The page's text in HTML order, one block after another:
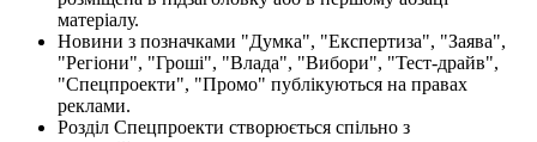
матеріалу.
Новини з позначками "Думка", "Експертиза", "Заява",
"Регіони", "Гроші", "Влада", "Вибори", "Тест-драйв",
"Спецпроекти", "Промо" публікуються на правах
реклами.
Розділ Спецпроекти створюється спільно з